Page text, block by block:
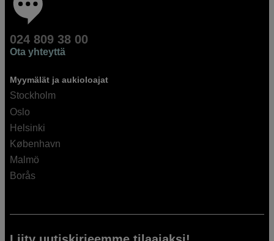
024 809 38 00
Ota yhteyttä
Myymälät ja aukioloajat
Stockholm
Oslo
Helsinki
København
Malmö
Borås